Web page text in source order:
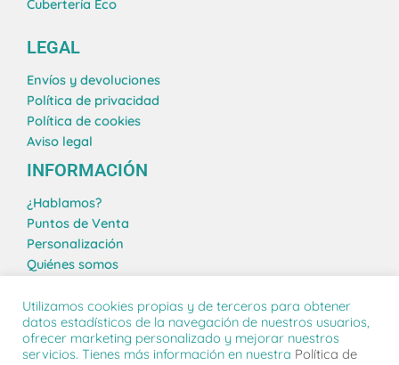
Cubertería Eco
LEGAL
Envíos y devoluciones
Política de privacidad
Política de cookies
Aviso legal
INFORMACIÓN
¿Hablamos?
Puntos de Venta
Personalización
Quiénes somos
PACKAWIN 24 S.L. © 2026 | Todos los derechos reservados
Utilizamos cookies propias y de terceros para obtener
datos estadísticos de la navegación de nuestros usuarios,
ofrecer marketing personalizado y mejorar nuestros
servicios. Tienes más información en nuestra Política de